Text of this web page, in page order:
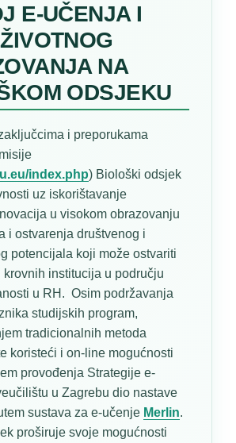
E-UČENJA I
NA
ODSJEKU
i preporukama
index.php) Biološki odsjek
uz iskorištavanje
u visokom obrazovanju
i ostvarenja društvenog i
potencijala koji može ostvariti
krovnih institucija u području
u RH. Osim podržavanja
studijskih program,
tradicionalnih metoda
koristeći i on-line mogućnosti
provođenja Strategije e-
u Zagrebu dio nastave
sustava za e-učenje Merlin.
proširuje svoje mogućnosti